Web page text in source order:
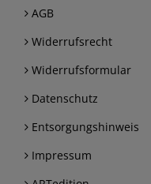
AGB
Widerrufsrecht
Widerrufsformular
Datenschutz
Entsorgungshinweis
Impressum